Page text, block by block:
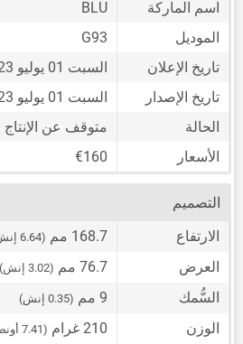
اسم الماركة
BLU
الموديل
G93
تاريخ الإعلان
السبت 01 يوليو 2023
تاريخ الإصدار
السبت 01 يوليو 2023
الحالة
متوقف عن الإنتاج
الأسعار
€160
التصميم
الارتفاع
168.7 مم (6.64 إنش)
العرض 76.7 مم (3.02 إنش)
السُّمك 9 مم (0.35 إنش)
الوزن 210 غرام (7.41 أونصة)